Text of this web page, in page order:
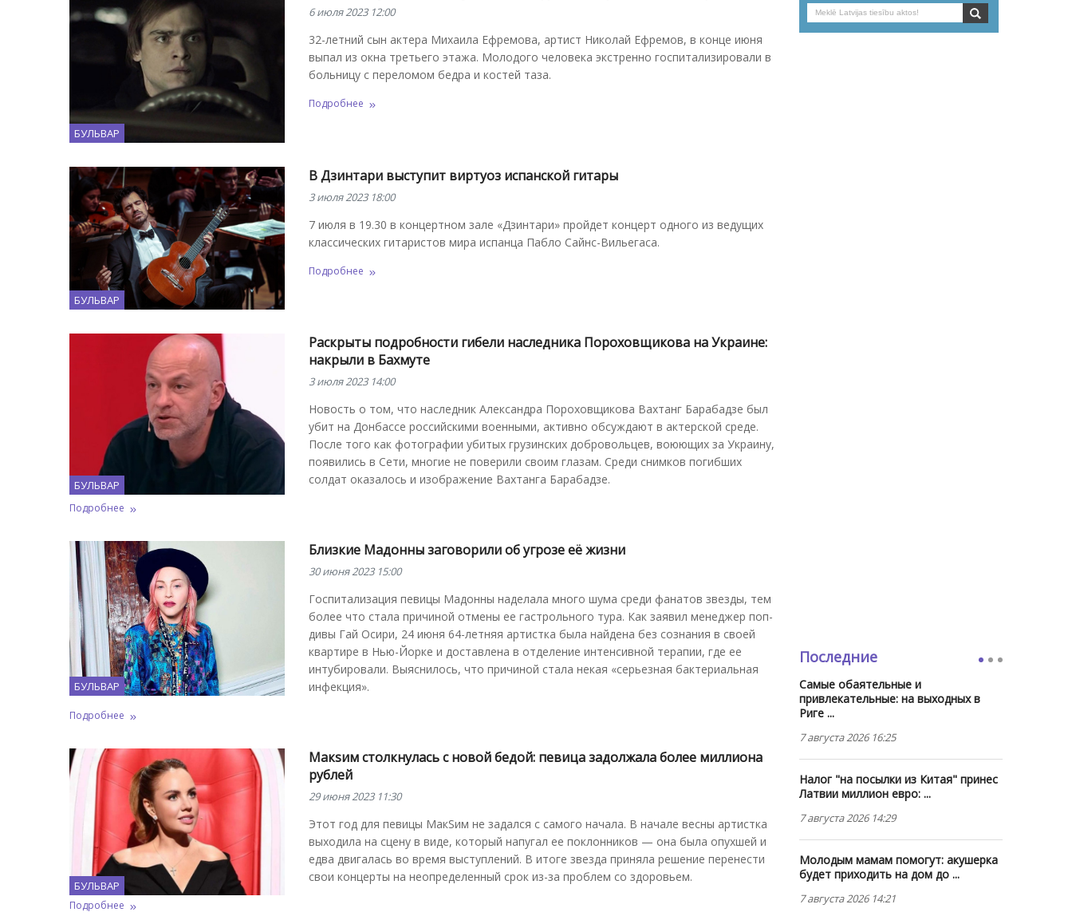
БУЛЬВАР
6 июля 2023 12:00
32-летний сын актера Михаила Ефремова, артист Николай Ефремов, в конце июня
выпал из окна третьего этажа. Молодого человека экстренно госпитализировали в
больницу с переломом бедра и костей таза.
Подробнее
БУЛЬВАР
В Дзинтари выступит виртуоз испанской гитары
3 июля 2023 18:00
7 июля в 19.30 в концертном зале «Дзинтари» пройдет концерт одного из ведущих
классических гитаристов мира испанца Пабло Сайнс-Вильегаса.
Подробнее
БУЛЬВАР
Раскрыты подробности гибели наследника Пороховщикова на Украине:
накрыли в Бахмуте
3 июля 2023 14:00
Новость о том, что наследник Александра Пороховщикова Вахтанг Барабадзе был
убит на Донбассе российскими военными, активно обсуждают в актерской среде.
После того как фотографии убитых грузинских добровольцев, воюющих за Украину,
появились в Сети, многие не поверили своим глазам. Среди снимков погибших
солдат оказалось и изображение Вахтанга Барабадзе.
Подробнее
БУЛЬВАР
Близкие Мадонны заговорили об угрозе её жизни
30 июня 2023 15:00
Госпитализация певицы Мадонны наделала много шума среди фанатов звезды, тем
более что стала причиной отмены ее гастрольного тура. Как заявил менеджер поп-
дивы Гай Осири, 24 июня 64-летняя артистка была найдена без сознания в своей
квартире в Нью-Йорке и доставлена в отделение интенсивной терапии, где ее
интубировали. Выяснилось, что причиной стала некая «серьезная бактериальная
инфекция».
Подробнее
БУЛЬВАР
Макsим столкнулась с новой бедой: певица задолжала более миллиона
рублей
29 июня 2023 11:30
Этот год для певицы МакSим не задался с самого начала. В начале весны артистка
выходила на сцену в виде, который напугал ее поклонников — она была опухшей и
едва двигалась во время выступлений. В итоге звезда приняла решение перенести
свои концерты на неопределенный срок из-за проблем со здоровьем.
Подробнее
Последние
Самые обаятельные и
привлекательные: на выходных в
Риге ...
7 августа 2026 16:25
Налог "на посылки из Китая" принес
Латвии миллион евро: ...
7 августа 2026 14:29
Молодым мамам помогут: акушерка
будет приходить на дом до ...
7 августа 2026 14:21